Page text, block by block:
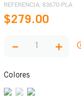
REFERENCIA: 83670-PLA
$279.00
＋
－
Colores